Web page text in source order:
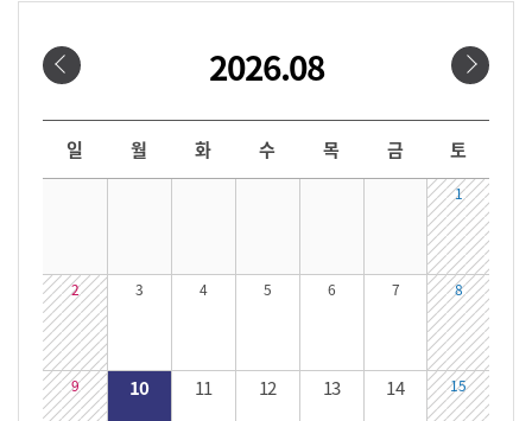
2026.08
날짜선택
일 월 화 수 목 금 토
1
2 3 4 5 6 7 8
9 10 11 12 13 14 15